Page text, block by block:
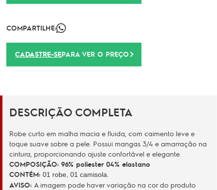
COMPARTILHE:
CADASTRE-SEPARA VER O PREÇO
DESCRIÇÃO COMPLETA
Robe curto em malha macia e fluida, com caimento leve e
toque suave sobre a pele. Possui mangas 3/4 e amarração na
cintura, proporcionando ajuste confortável e elegante.
COMPOSIÇÃO: 96% poliester 04% elastano
CONTÉM: 01 robe, 01 camisola.
AVISO: A imagem pode haver variação na cor do produto